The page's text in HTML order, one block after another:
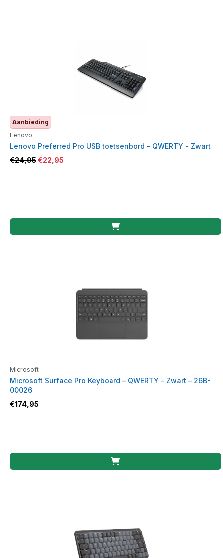
Aanbieding
Lenovo
Lenovo Preferred Pro USB toetsenbord - QWERTY - Zwart
€24,95€22,95
Microsoft
Microsoft Surface Pro Keyboard – QWERTY – Zwart – 26B-
00026
€174,95